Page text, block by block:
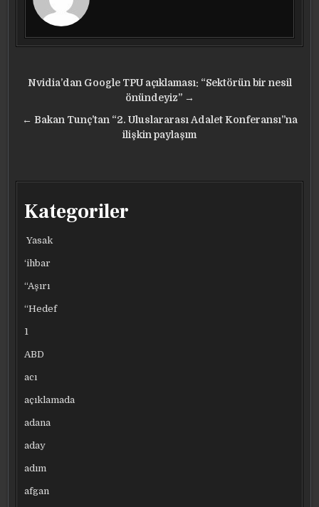
Yazı
Nvidia’dan Google TPU açıklaması: “Sektörün bir nesil
önündeyiz” →
← Bakan Tunç’tan “2. Uluslararası Adalet Konferansı”na
ilişkin paylaşım
Kategoriler
Yasak
‘ihbar
“Aşırı
“Hedef
1
ABD
acı
açıklamada
adana
aday
adım
afgan